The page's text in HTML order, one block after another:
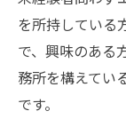
を所持している
で、興味のある
務所を構えてい
です。